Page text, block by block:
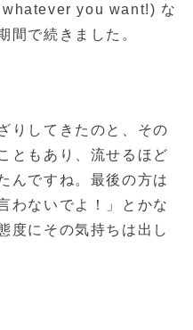
you want!) な
間で続きました。
りしてきたのと、その
ともあり、流せるほど
んですね。最後の方は
わないでよ！」とかな
度にその気持ちは出し